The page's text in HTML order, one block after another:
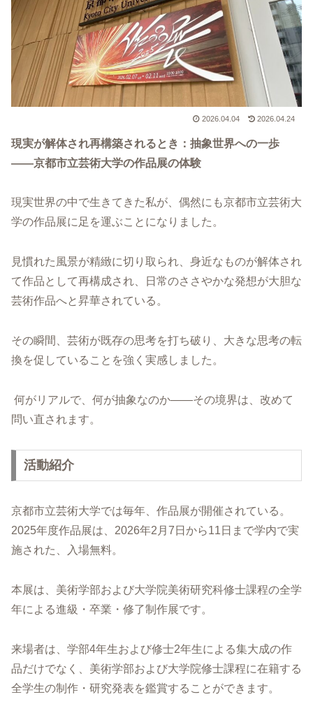
2026.04.04 2026.04.24
現実が解体され再構築されるとき：抽象世界への一歩
——京都市立芸術大学の作品展の体験
現実世界の中で生きてきた私が、偶然にも京都市立芸術大
学の作品展に足を運ぶことになりました。
見慣れた風景が精緻に切り取られ、身近なものが解体され
て作品として再構成され、日常のささやかな発想が大胆な
芸術作品へと昇華されている。
その瞬間、芸術が既存の思考を打ち破り、大きな思考の転
換を促していることを強く実感しました。
何がリアルで、何が抽象なのか——その境界は、改めて
問い直されます。
活動紹介
京都市立芸術大学では毎年、作品展が開催されている。
2025年度作品展は、2026年2月7日から11日まで学内で実
施された、入場無料。
本展は、美術学部および大学院美術研究科修士課程の全学
年による進級・卒業・修了制作展です。
来場者は、学部4年生および修士2年生による集大成の作
品だけでなく、美術学部および大学院修士課程に在籍する
全学生の制作・研究発表を鑑賞することができます。